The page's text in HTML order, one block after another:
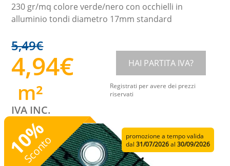
230 gr/mq colore verde/nero con occhielli in
alluminio tondi diametro 17mm standard
5,49€
4,94€
m²
IVA INC.
HAI PARTITA IVA?
Registrati per avere dei prezzi
riservati
10
%
Sconto
promozione a tempo valida
dal 31/07/2026al 30/09/2026